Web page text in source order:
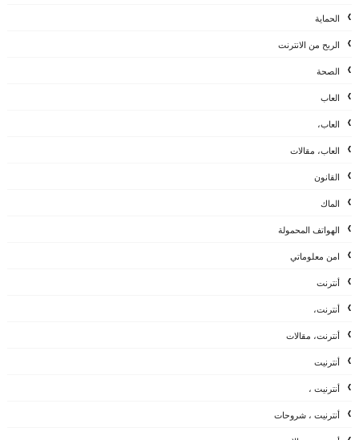
الحماية
الربح من الانترنت
الصحة
العاب
العاب،
العاب، مقالات
القانون
الماك
الهواتف المحمولة
امن معلوماتي
أنترنت
أنترنت،
أنترنت، مقالات
أنترنيت
أنترنيت ،
أنترنيت ، شروحات